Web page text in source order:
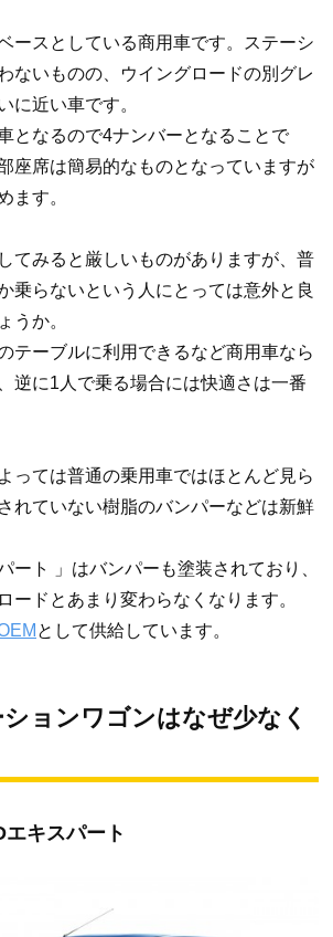
ースとしている商用車です。ステーシ
ないものの、ウイングロードの別グレ
に近い車です。
となるので4ナンバーとなることで
座席は簡易的なものとなっていますが
ます。
てみると厳しいものがありますが、普
乗らないという人にとっては意外と良
うか。
テーブルに利用できるなど商用車なら
逆に1人で乗る場合には快適さは一番
っては普通の乗用車ではほとんど見ら
れていない樹脂のバンパーなどは新鮮
ート 」はバンパーも塗装されており、
ードとあまり変わらなくなります。
として供給しています。
ョンワゴンはなぜ少なく
エキスパート